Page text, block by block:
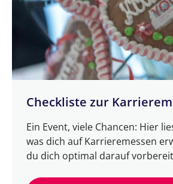
Checkliste zur
Ein Event, viele Chancen: Hier
was dich auf Karrieremessen
du dich optimal darauf